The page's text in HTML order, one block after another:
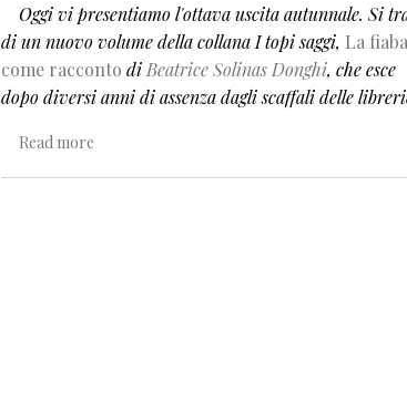
Oggi vi presentiamo l'ottava uscita autunnale. Si
di un nuovo volume della collana I topi saggi, La fiaba
come racconto diBeatrice Solinas Donghi, che esce
dopo diversi anni di assenza dagli scaffali delle
Read moreabout È per incantamento che si leggono le